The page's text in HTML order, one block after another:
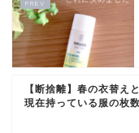
【断捨離】春の衣替え
現在持っている服の枚